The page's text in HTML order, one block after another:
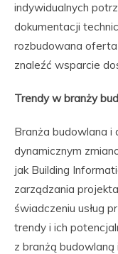
indywidualnych
dokumentacji
rozbudowana
znaleźć wsparcie
Trendy w branży
Branża budowlana
dynamicznym
jak Building
zarządzania
świadczeniu usług
trendy i ich
z branżą